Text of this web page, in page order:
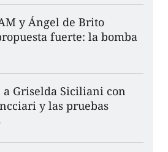
y Ángel de Brito
fuerte: la bomba
a Griselda Siciliani con
y las pruebas